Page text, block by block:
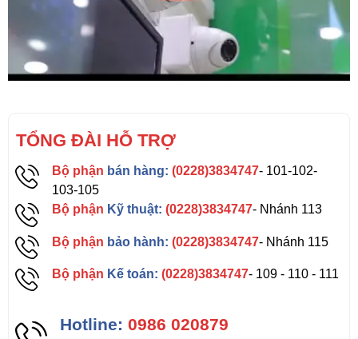
TỔNG ĐÀI HỖ TRỢ
Bộ phận bán hàng: (0228)3834747- 101-102-
103-105
Bộ phận Kỹ thuật: (0228)3834747- Nhánh 113
Bộ phận bảo hành: (0228)3834747- Nhánh 115
Bộ phận Kế toán: (0228)3834747- 109 - 110 - 111
Hotline: 0986 020879